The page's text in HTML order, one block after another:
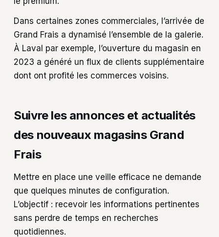
Dans certaines zones commerciales, l’arrivée de
Grand Frais a dynamisé l’ensemble de la galerie.
À Laval par exemple, l’ouverture du magasin en
2023 a généré un flux de clients supplémentaire
dont ont profité les commerces voisins.
Suivre les annonces et actualités
des nouveaux magasins Grand
Frais
Mettre en place une veille efficace ne demande
que quelques minutes de configuration.
L’objectif : recevoir les informations pertinentes
sans perdre de temps en recherches
quotidiennes.